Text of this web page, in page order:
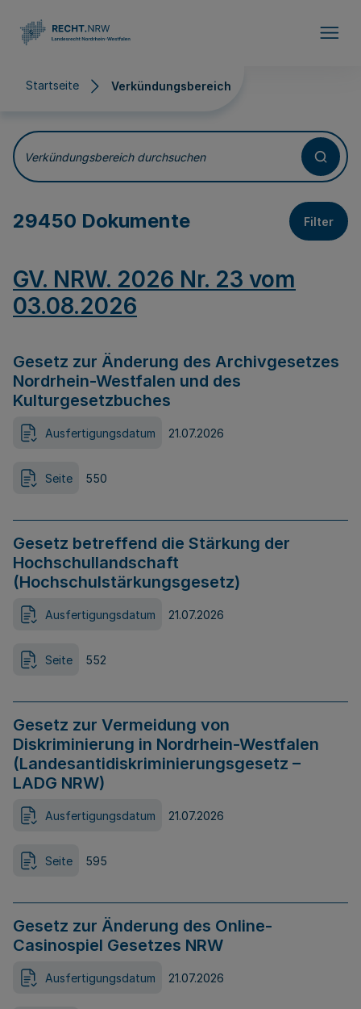
Startseite Verkündungsbereich
Verkündungsbereich
Verkündungsbereich durchsuchen
29450 Dokumente Filter
GV. NRW. 2026 Nr. 23 vom
03.08.2026
Gesetz zur Änderung des Archivgesetzes
Nordrhein-Westfalen und des
Kulturgesetzbuches
Ausfertigungsdatum 21.07.2026
Seite 550
Gesetz betreffend die Stärkung der
Hochschullandschaft
(Hochschulstärkungsgesetz)
Ausfertigungsdatum 21.07.2026
Seite 552
Gesetz zur Vermeidung von
Diskriminierung in Nordrhein-Westfalen
(Landesantidiskriminierungsgesetz –
LADG NRW)
Ausfertigungsdatum 21.07.2026
Seite 595
Gesetz zur Änderung des Online-
Casinospiel Gesetzes NRW
Ausfertigungsdatum 21.07.2026